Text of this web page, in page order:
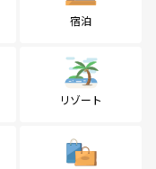
宿泊
リゾート